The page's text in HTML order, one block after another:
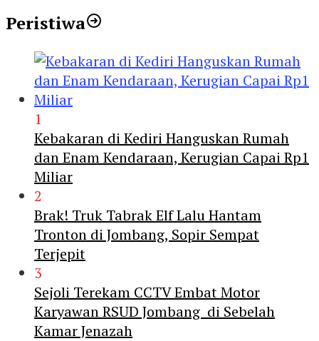
Peristiwa
1
Kebakaran di Kediri Hanguskan Rumah
dan Enam Kendaraan, Kerugian Capai Rp1
Miliar
2
Brak! Truk Tabrak Elf Lalu Hantam
Tronton di Jombang, Sopir Sempat
Terjepit
3
Sejoli Terekam CCTV Embat Motor
Karyawan RSUD Jombang di Sebelah
Kamar Jenazah